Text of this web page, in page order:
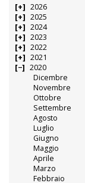
2026
2025
2024
2023
2022
2021
2020
Dicembre
Novembre
Ottobre
Settembre
Agosto
Luglio
Giugno
Maggio
Aprile
Marzo
Febbraio